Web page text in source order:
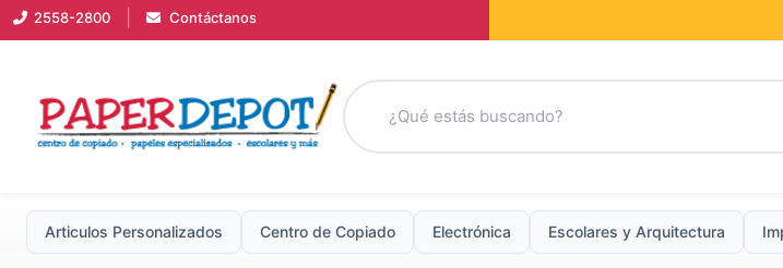
2558-2800 Contáctanos
Articulos Personalizados Centro de Copiado Electrónica Escolares y Arquitectura